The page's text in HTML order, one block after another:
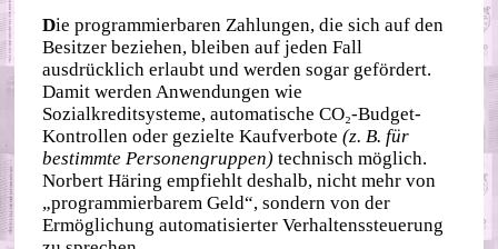
Die programmierbaren Zahlungen, die sich auf den
Besitzer beziehen, bleiben auf jeden Fall
ausdrücklich erlaubt und werden sogar gefördert.
Damit werden Anwendungen wie
Sozialkreditsysteme, automatische CO₂-Budget-
Kontrollen oder gezielte Kaufverbote(z. B. für
bestimmte Personengruppen) technisch möglich.
Norbert Häring empfiehlt deshalb, nicht mehr von
„programmierbarem Geld“, sondern von der
Ermöglichung automatisierter Verhaltenssteuerung